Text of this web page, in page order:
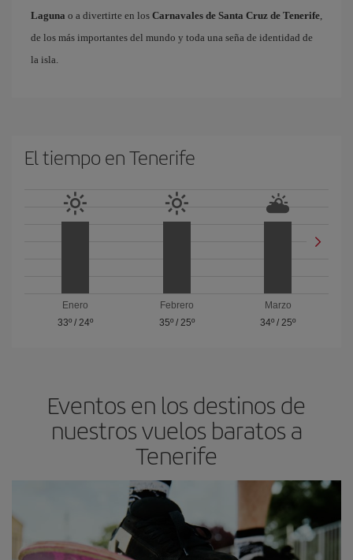
Laguna o a divertirte en los Carnavales de Santa Cruz de Tenerife,
de los más importantes del mundo y toda una seña de identidad de
la isla.
El tiempo en Tenerife
Enero
33º/ 24º
Febrero
35º/ 25º
Marzo
34º /25º
Eventos en los destinos de
nuestros vuelos baratos a
Tenerife